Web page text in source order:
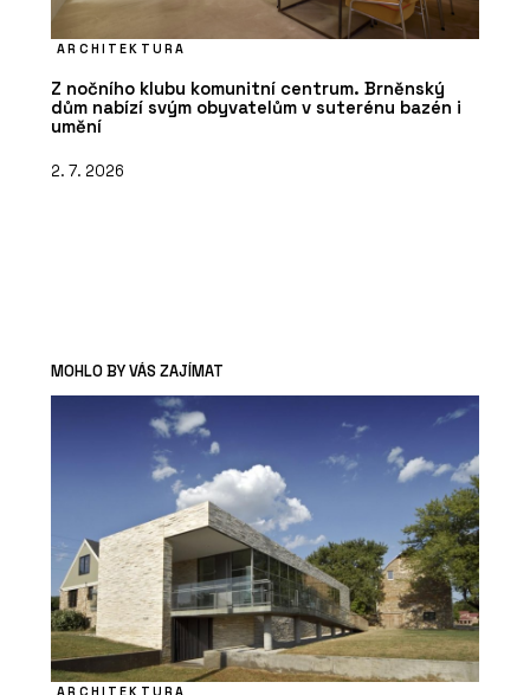
ARCHITEKTURA
Z nočního klubu komunitní centrum. Brněnský
dům nabízí svým obyvatelům v suterénu bazén i
umění
2. 7. 2026
MOHLO BY VÁS ZAJÍMAT
ARCHITEKTURA